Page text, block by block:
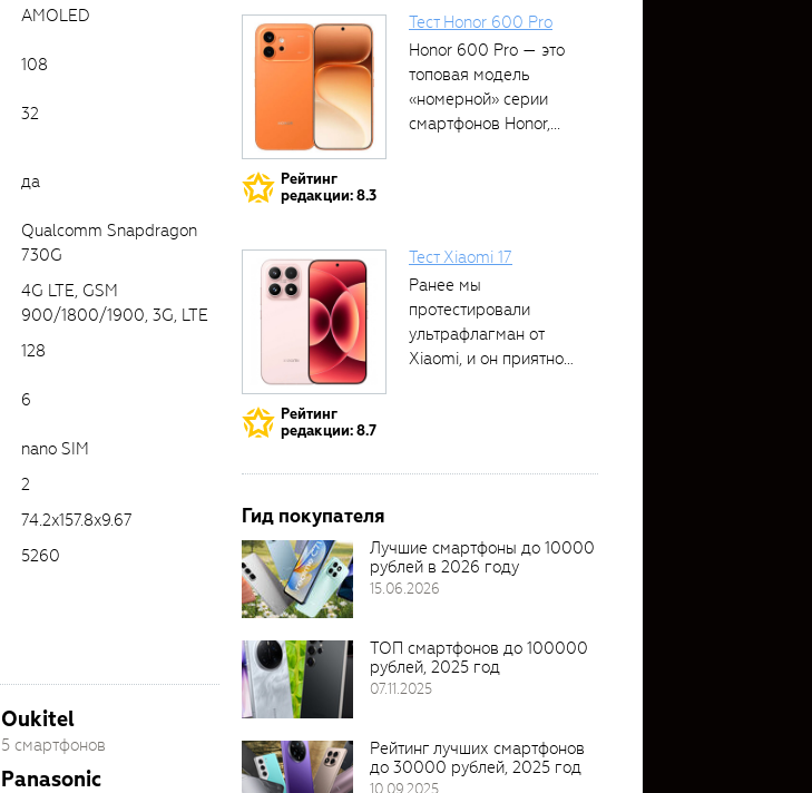
AMOLED
108
32
да
Qualcomm Snapdragon
730G
4G LTE, GSM
900/1800/1900, 3G, LTE
128
6
nano SIM
2
74.2x157.8x9.67
5260
Oukitel
5 смартфонов
Panasonic
Рейтинг
редакции: 8.3
Тест Honor 600 Pro
Honor 600 Pro — это
топовая модель
«номерной» серии
смартфонов Honor,...
Рейтинг
редакции: 8.7
Тест Xiaomi 17
Ранее мы
протестировали
ультрафлагман от
Xiaomi, и он приятно
Гид покупателя
Лучшие смартфоны до 10000
рублей в 2026 году
15.06.2026
ТОП смартфонов до 100000
рублей, 2025 год
07.11.2025
Рейтинг лучших смартфонов
до 30000 рублей, 2025 год
10.09.2025